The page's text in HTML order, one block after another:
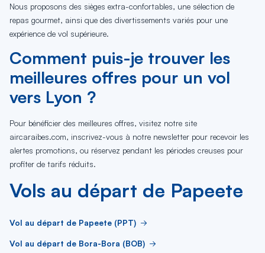
Nous proposons des sièges extra-confortables, une sélection de
repas gourmet, ainsi que des divertissements variés pour une
expérience de vol supérieure.
Comment puis-je trouver les
meilleures offres pour un vol
vers Lyon ?
Pour bénéficier des meilleures offres, visitez notre site
aircaraibes.com, inscrivez-vous à notre newsletter pour recevoir les
alertes promotions, ou réservez pendant les périodes creuses pour
profiter de tarifs réduits.
Vols au départ de Papeete
Vol au départ de Papeete (PPT)
Vol au départ de Bora-Bora (BOB)